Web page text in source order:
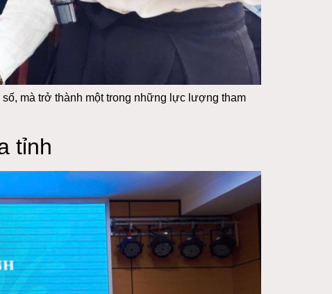
mà trở thành một trong những lực lượng tham
tỉnh